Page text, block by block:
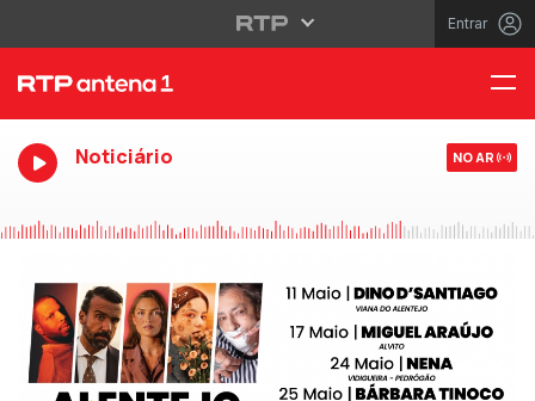
Entrar
Noticiário NO AR